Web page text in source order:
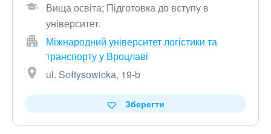
Вища освіта; Підготовка до вступу в
університет.
Міжнародний університет логістики та
транспорту у Вроцлаві
ul. Sołtysowicka, 19-b
Зберегти